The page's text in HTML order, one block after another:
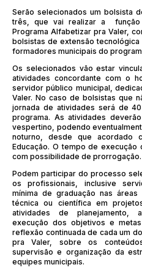
Serão selecionados um bolsista
três, que vai realizar a função
Programa Alfabetizar pra Valer,
bolsistas de extensão
formadores municipais do
Os selecionados vão estar
atividades concordante com o
servidor público municipal,
Valer. No caso de bolsistas que
jornada de atividades será de
programa. As atividades
vespertino, podendo
noturno, desde que acordado
Educação. O tempo de
com possibilidade de prorrogação.
Podem participar do processo
os profissionais, inclusive
mínima de graduação nas
técnica ou científica em
atividades de planejamento,
execução dos objetivos e
reflexão continuada de cada um
pra Valer, sobre os
supervisão e organização da
equipes municipais.